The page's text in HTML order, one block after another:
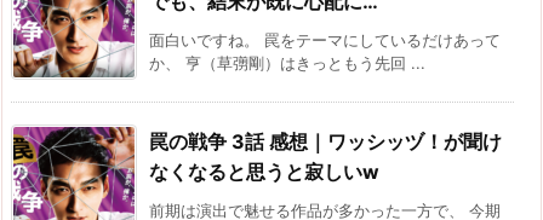
面白いですね。 罠をテーマにしているだけあって
か、 亨（草彅剛）はきっともう先回 ...
罠の戦争 3話 感想｜ワッシッヅ！が聞け
なくなると思うと寂しいw
前期は演出で魅せる作品が多かった一方で、 今期